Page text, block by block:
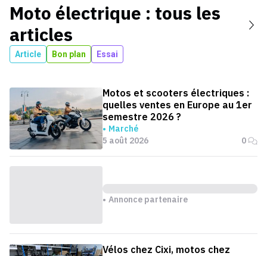
Moto électrique : tous les
articles
Article Bon plan Essai
Motos et scooters électriques :
quelles ventes en Europe au 1er
semestre 2026 ?
Marché
5 août 2026
0
Annonce partenaire
Vélos chez Cixi, motos chez